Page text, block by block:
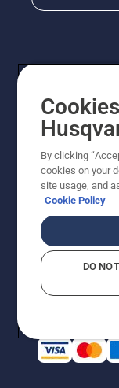
© Husqvarna
vorbehalten.
unverbindliche
denn sie
Cookie-
By clicking
cookies on your
site usage, and
Cookie Policy
DO